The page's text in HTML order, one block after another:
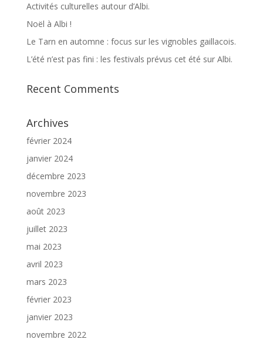
Activités culturelles autour d’Albi.
Noël à Albi !
Le Tarn en automne : focus sur les vignobles gaillacois.
L’été n’est pas fini : les festivals prévus cet été sur Albi.
Recent Comments
Archives
février 2024
janvier 2024
décembre 2023
novembre 2023
août 2023
juillet 2023
mai 2023
avril 2023
mars 2023
février 2023
janvier 2023
novembre 2022